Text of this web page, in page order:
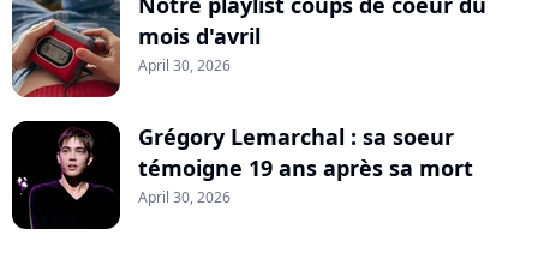
mois d'avril
April 30, 2026
Grégory Lemarchal : sa soeur
témoigne 19 ans après sa mort
April 30, 2026